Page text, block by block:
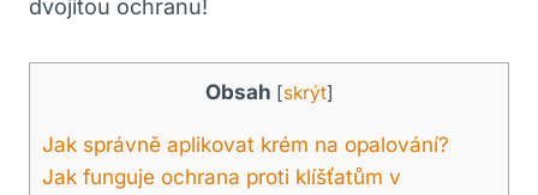
dvojitou ochranu!
Obsah [skrýt]
Jak správně aplikovat krém na opalování?
Jak funguje ochrana proti klíšťatům v